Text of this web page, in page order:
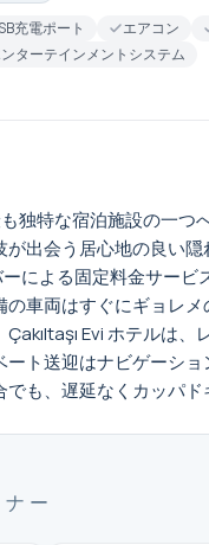
充電ポート
エアコン
ターテインメントシステム
特な宿泊施設の一つ
出会う居心地の良い
による固定料金サー
車両はすぐにギョレ
Evi ホテルは
ト送迎はナビゲーシ
も、遅延なくカッパ
ー